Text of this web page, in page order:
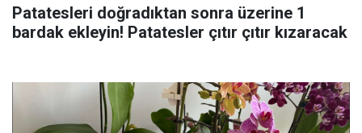
Patatesleri doğradıktan sonra üzerine 1
bardak ekleyin! Patatesler çıtır çıtır kızaracak